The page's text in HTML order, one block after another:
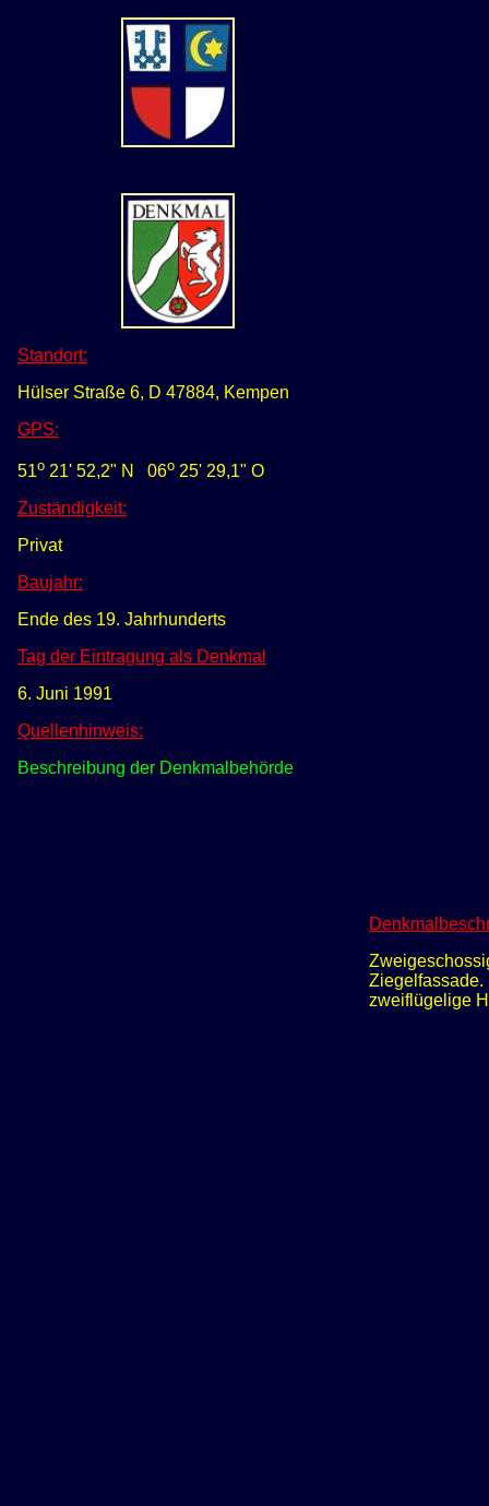
Standort:
Hülser Straße 6, D 47884, Kempen
GPS:
51o 21' 52,2" N 06o 25' 29,1" O
Zuständigkeit:
Privat
Baujahr:
Ende des 19. Jahrhunderts
Tag der Eintragung als Denkmal
6. Juni 1991
Quellenhinweis:
Beschreibung der Denkmalbehörde
Ziegelfassade.
zweiflügelige